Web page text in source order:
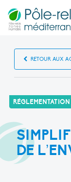
RETOUR AUX
RÉGLEMENTATION
DE